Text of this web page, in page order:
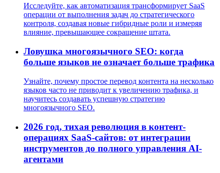
Исследуйте, как автоматизация трансформирует SaaS
операции от выполнения задач до стратегического
контроля, создавая новые гибридные роли и измеряя
влияние, превышающее сокращение штата.
Ловушка многоязычного SEO: когда
больше языков не означает больше трафика
Узнайте, почему простое перевод контента на несколько
языков часто не приводит к увеличению трафика, и
научитесь создавать успешную стратегию
многоязычного SEO.
2026 год, тихая революция в контент-
операциях SaaS-сайтов: от интеграции
инструментов до полного управления AI-
агентами